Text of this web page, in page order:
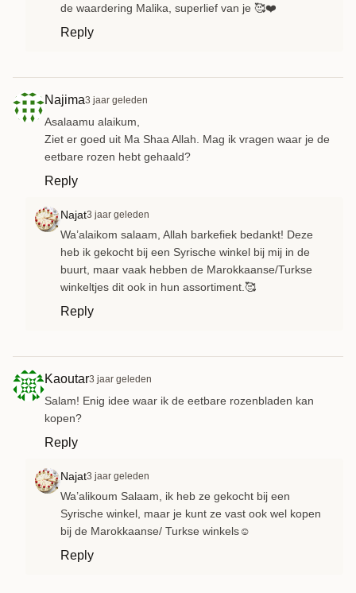
de waardering Malika, superlief van je 🥰❤️
Reply
Najima3 jaar geleden
Asalaamu alaikum,
Ziet er goed uit Ma Shaa Allah. Mag ik vragen waar je de
eetbare rozen hebt gehaald?
Reply
Najat3 jaar geleden
Wa’alaikom salaam, Allah barkefiek bedankt! Deze
heb ik gekocht bij een Syrische winkel bij mij in de
buurt, maar vaak hebben de Marokkaanse/Turkse
winkeltjes dit ook in hun assortiment.🥰
Reply
Kaoutar3 jaar geleden
Salam! Enig idee waar ik de eetbare rozenbladen kan
kopen?
Reply
Najat3 jaar geleden
Wa’alikoum Salaam, ik heb ze gekocht bij een
Syrische winkel, maar je kunt ze vast ook wel kopen
bij de Marokkaanse/ Turkse winkels☺️
Reply